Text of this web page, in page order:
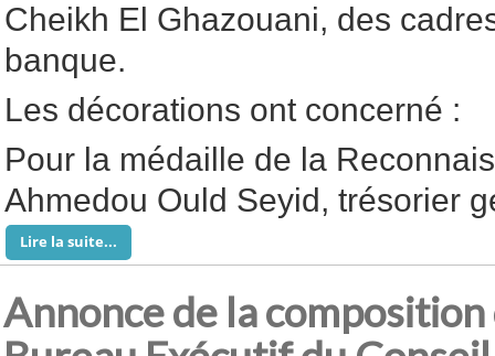
Cheikh El Ghazouani, des
banque.
Les décorations ont concerné :
Pour la médaille de la
Ahmedou Ould Seyid, trésorier
Lire la suite...
Annonce de la